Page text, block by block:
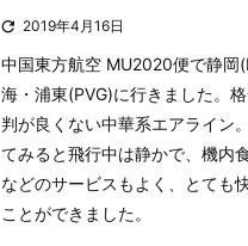
 2019年4月16日
中国東方航空 MU2020便で静岡
海・浦東(PVG)に行きました。
判が良くない中華系エアライン。
てみると飛行中は静かで、機内
などのサービスもよく、とても
ことができました。